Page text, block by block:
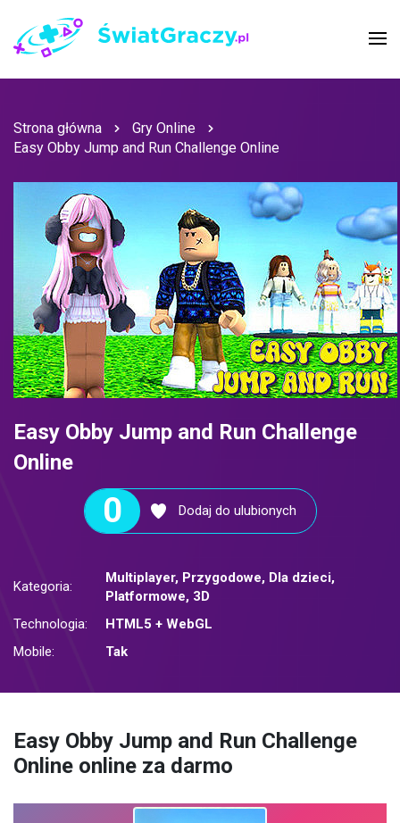
Strona główna
Gry Online
Easy Obby Jump and Run Challenge Online
Easy Obby Jump and Run Challenge
Online
0 Dodaj do ulubionych
Kategoria:
Multiplayer, Przygodowe, Dla dzieci,
Platformowe, 3D
Technologia:
HTML5 + WebGL
Mobile:
Tak
Easy Obby Jump and Run Challenge
Online online za darmo